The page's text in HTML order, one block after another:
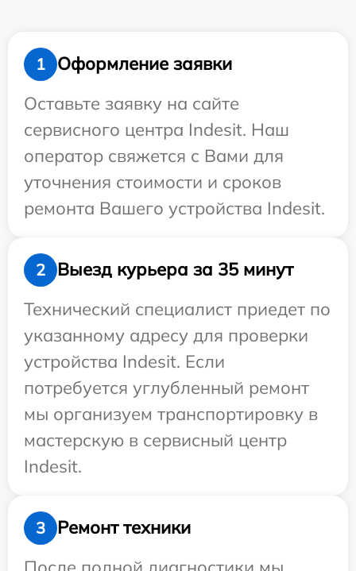
1
Оформление заявки
Оставьте заявку на сайте
сервисного центра Indesit. Наш
оператор свяжется с Вами для
уточнения стоимости и сроков
ремонта Вашего устройства Indesit.
2
Выезд курьера за 35 минут
Технический специалист приедет по
указанному адресу для проверки
устройства Indesit. Если
потребуется углубленный ремонт
мы организуем транспортировку в
мастерскую в сервисный центр
Indesit.
3
Ремонт техники